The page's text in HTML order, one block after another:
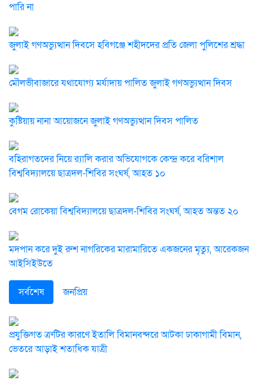
পারি না
জুলাই গণঅভ্যুত্থান দিবসে হবিগঞ্জে শহীদদের প্রতি জেলা পুলিশের শ্রদ্ধা
মৌলভীবাজারে যথাযোগ্য মর্যাদায় পালিত জুলাই গণঅভ্যুত্থান দিবস
কুষ্টিয়ায় নানা আয়োজনে জুলাই গণঅভ্যুত্থান দিবস পালিত
বহিরাগতদের নিয়ে র‍্যালি করার অভিযোগকে কেন্দ্র করে বরিশাল
বিশ্ববিদ্যালয়ে ছাত্রদল-শিবির সংঘর্ষ, আহত ১০
বেগম রোকেয়া বিশ্ববিদ্যালয়ে ছাত্রদল-শিবির সংঘর্ষ, আহত অন্তত ২০
মদপান করে দুই রুশ নাগরিকের মারামারিতে একজনের মৃত্যু, আরেকজন
আইসিইউতে
সর্বশেষ জনপ্রিয়
প্রযুক্তিগত ত্রুটির কারণে ইতালি বিমানবন্দরে আটকা ঢাকাগামী বিমান,
ভেতরে আড়াই শতাধিক যাত্রী